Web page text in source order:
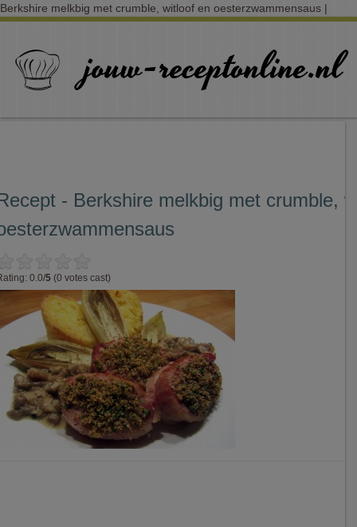
Berkshire melkbig met crumble, witloof en oesterzwammensaus |
- Berkshire melkbig met crumble,
0.0/5 (0 votes cast)